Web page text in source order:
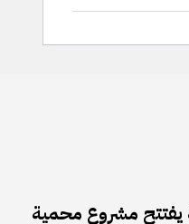
يفتتح مشروع محمية